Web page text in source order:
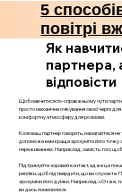
5
повітрі
Як
партнера,
відповісти
Щоб навчитися по-справжньому чути
просто механічне очікування своєї черги
комфортну атмосферу для розмови.
Коли ваш партнер говорить, намагайтеся не
допоможе вам краще зрозуміти його точку
переживаннях. Наприклад, замість того
Підтримуйте зоровий контакт, адже це
репліки, щоб підтвердити, що ви слухаєте.
зрозуміли його думки. Наприклад: «Отже,
ви десь помилилися.